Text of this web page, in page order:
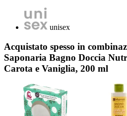
unisex
Acquistato spesso in
Saponaria Bagno Doccia
Carota e Vaniglia, 200 ml